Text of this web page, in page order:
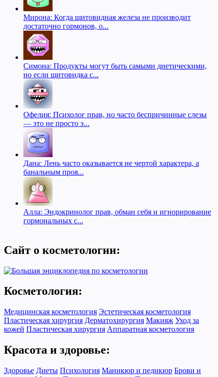
Мирона: Когда щитовидная железа не производит
достаточно гормонов, о...
Симона: Продукты могут быть самыми диетическими,
но если щитовидка с...
Офелия: Психолог прав, но часто беспричинные слезы
— это не просто э...
Дана: Лень часто оказывается не чертой характера, а
банальным проя...
Алла: Эндокринолог прав, обман себя и игнорирование
гормональных с...
Сайт о косметологии:
Косметология:
Медицинская косметология Эстетическая косметология
Пластическая хирургия Дерматохирургия Макияж Уход за
кожей Пластическая хирургия Аппаратная косметология
Красота и здоровье:
Здоровье Диеты Психология Маникюр и педикюр Брови и